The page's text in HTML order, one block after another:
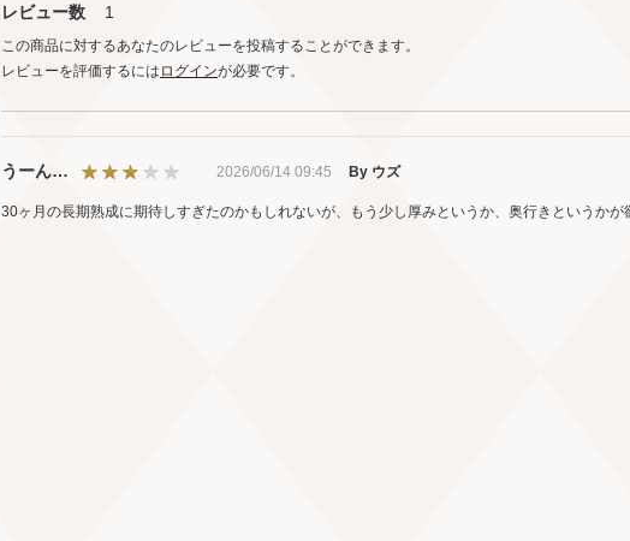
レビュー数
1
この商品に対するあなたのレビューを投稿することができます。
レビューを評価するには ログインが必要です。
うーん… 2026/06/14 09:45 By ウズ
30ヶ月の長期熟成に期待しすぎたのかもしれないが、もう少し厚みというか、奥行きというかが